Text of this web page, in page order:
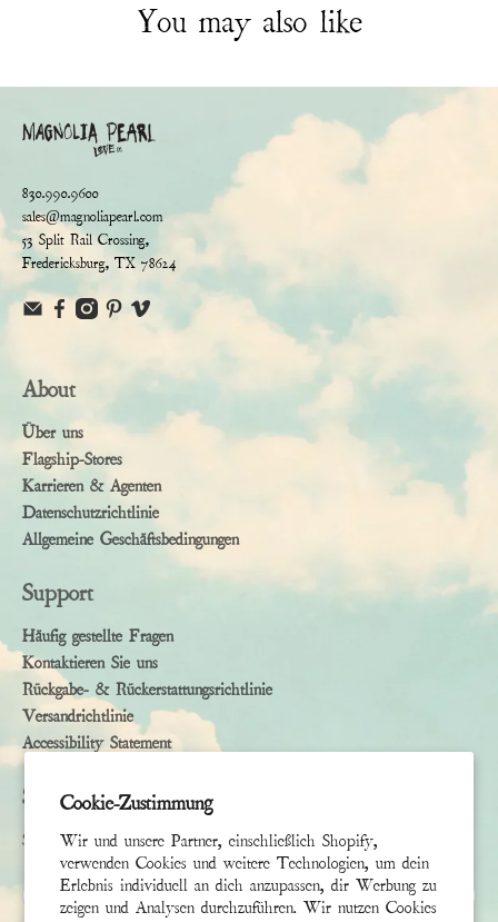
Cookie-Zustimmung
Wir und unsere Partner, einschließlich Shopify,
verwenden Cookies und weitere Technologien, um dein
Erlebnis individuell an dich anzupassen, dir Werbung zu
zeigen und Analysen durchzuführen. Wir nutzen Cookies
You may also like
830.990.9600
sales@magnoliapearl.com
53 Split Rail Crossing,
Fredericksburg, TX 78624
About
Über uns
Flagship-Stores
Karrieren & Agenten
Datenschutzrichtlinie
Allgemeine Geschäftsbedingungen
Support
Häufig gestellte Fragen
Kontaktieren Sie uns
Rückgabe- & Rückerstattungsrichtlinie
Versandrichtlinie
Accessibility Statement
Subscribe
Sign up to receive the latest news & connect with your stylist
Vorname